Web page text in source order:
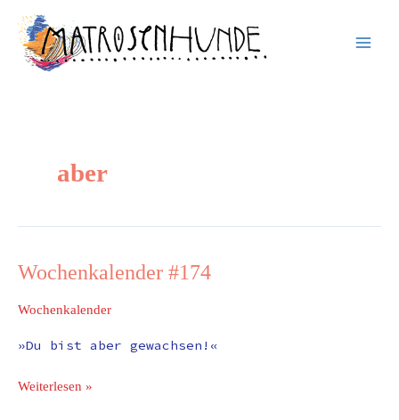
springen
Inhalt
springen
aber
Wochenkalender #174
Wochenkalender
»Du bist aber gewachsen!«
Wochenkalender
Weiterlesen »